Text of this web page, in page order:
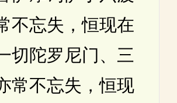
不忘失，恒现在
切陀罗尼门、三
常不忘失，恒现